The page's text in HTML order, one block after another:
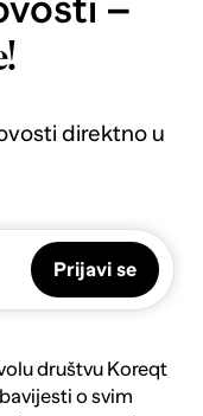
–
direktno u
Prijavi se
društvu Koreqt
o svim